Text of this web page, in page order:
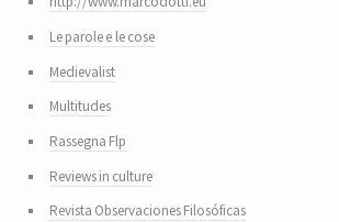
Le parole e le cose
Medievalist
Multitudes
Rassegna Flp
Reviews in culture
Revista Observaciones Filosóficas